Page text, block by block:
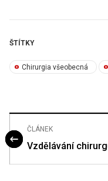
ŠTÍTKY
Chirurgia všeobecná
ČLÁNEK
Vzdělávání